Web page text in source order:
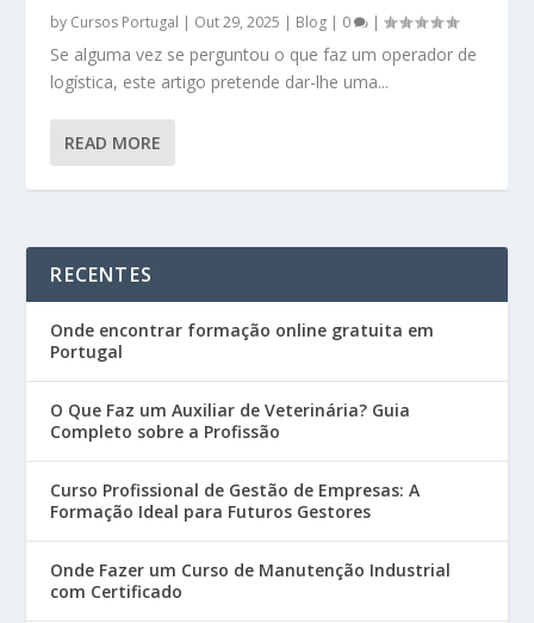
by Cursos Portugal | Out 29, 2025 | Blog | 0 |
Se alguma vez se perguntou o que faz um operador de
logística, este artigo pretende dar-lhe uma...
READ MORE
RECENTES
Onde encontrar formação online gratuita em
Portugal
O Que Faz um Auxiliar de Veterinária? Guia
Completo sobre a Profissão
Curso Profissional de Gestão de Empresas: A
Formação Ideal para Futuros Gestores
Onde Fazer um Curso de Manutenção Industrial
com Certificado